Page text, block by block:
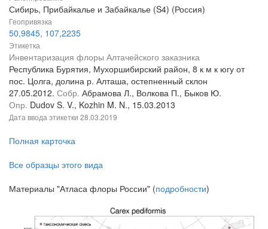
Сибирь, Прибайкалье и Забайкалье (S4) (Россия)
Геопривязка
50,9845, 107,2235
Этикетка
Инвентаризация флоры Алтачейского заказника
Республика Бурятия, Мухоршибирский район, 8 к м к югу от
пос. Цолга, долина р. Алташа, остепненный склон
27.05.2012. Собр. Абрамова Л., Волкова П., Быков Ю.
Опр. Dudov S. V., Kozhin M. N., 15.03.2013
Дата ввода этикетки 28.03.2019
Полная карточка
Все образцы этого вида
Материалы "Атласа флоры России" (подробности)